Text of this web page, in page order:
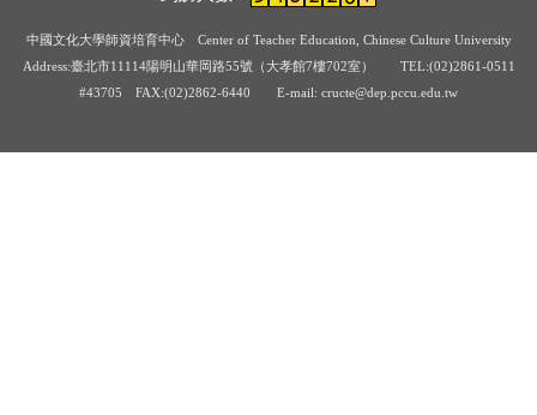
中國文化大學師資培育中心 Center of Teacher Education, Chinese Culture University
Address:臺北市11114陽明山華岡路55號（大孝館7樓702室） TEL:(02)2861-0511
#43705 FAX:(02)2862-6440 E-mail: cructe@dep.pccu.edu.tw